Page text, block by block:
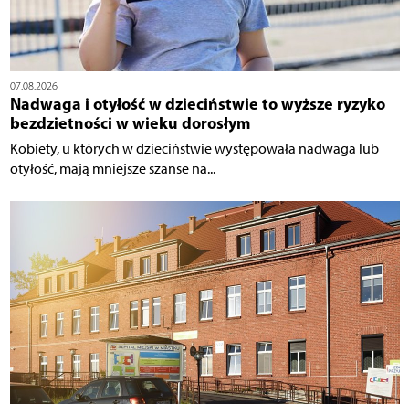
07.08.2026
Nadwaga i otyłość w dzieciństwie to wyższe ryzyko
bezdzietności w wieku dorosłym
Kobiety, u których w dzieciństwie występowała nadwaga lub
otyłość, mają mniejsze szanse na...